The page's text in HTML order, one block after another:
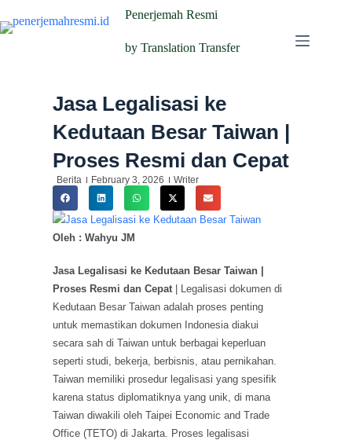
Penerjemah Resmi
by Translation Transfer
Jasa Legalisasi ke
Kedutaan Besar Taiwan |
Proses Resmi dan Cepat
Berita February 3, 2026 Writer
Oleh : Wahyu JM
Jasa Legalisasi ke Kedutaan Besar Taiwan |
Proses Resmi dan Cepat| Legalisasi dokumen di
Kedutaan Besar Taiwan adalah proses penting
untuk memastikan dokumen Indonesia diakui
secara sah di Taiwan untuk berbagai keperluan
seperti studi, bekerja, berbisnis, atau pernikahan.
Taiwan memiliki prosedur legalisasi yang spesifik
karena status diplomatiknya yang unik, di mana
Taiwan diwakili oleh Taipei Economic and Trade
Office (TETO) di Jakarta. Proses legalisasi